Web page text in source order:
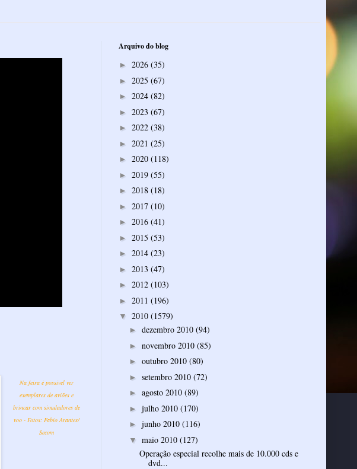
Na feira é possível ver
exemplares de aviões e
brincar com simuladores de
voo - Fotos: Fabio Arantes/
Secom
Arquivo do blog
► 2026 (35)
► 2025 (67)
► 2024 (82)
► 2023 (67)
► 2022 (38)
► 2021 (25)
► 2020 (118)
► 2019 (55)
► 2018 (18)
► 2017 (10)
► 2016 (41)
► 2015 (53)
► 2014 (23)
► 2013 (47)
► 2012 (103)
► 2011 (196)
▼ 2010 (1579)
► dezembro 2010 (94)
► novembro 2010 (85)
► outubro 2010 (80)
► setembro 2010 (72)
► agosto 2010 (89)
► julho 2010 (170)
► junho 2010 (116)
▼ maio 2010 (127)
Operação especial recolhe mais de 10.000 cds e
dvd...